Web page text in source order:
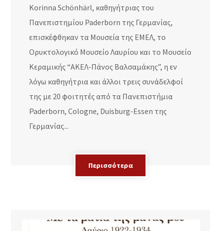
Korinna Schönhärl, καθηγήτριας του
Πανεπιστημίου Paderborn της Γερμανίας,
επισκέφθηκαν τα Μουσεία της ΕΜΕΛ, το
Ορυκτολογικό Μουσείο Λαυρίου και το Μουσείο
Κεραμικής “ΑΚΕΛ-Πάνος Βαλσαμάκης”, η εν
λόγω καθηγήτρια και άλλοι τρεις συνάδελφοί
της με 20 φοιτητές από τα Πανεπιστήμια
Paderborn, Cologne, Duisburg-Essen της
Γερμανίας...
Περισσότερα